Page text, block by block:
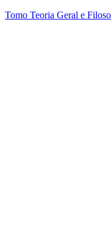
Tomo Teoria Geral e